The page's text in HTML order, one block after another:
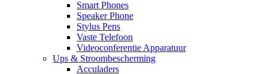
Smart Phones
Speaker Phone
Stylus Pens
Vaste Telefoon
Videoconferentie Apparatuur
Ups & Stroombescherming
Acculaders